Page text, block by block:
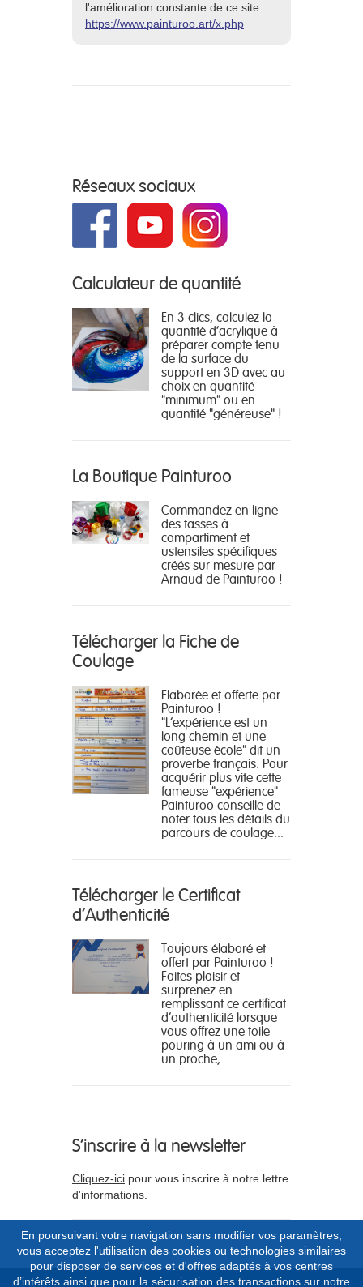
l'amélioration constante de ce site.
https://www.painturoo.art/x.php
Réseaux sociaux
Calculateur de quantité
En 3 clics, calculez la
quantité d'acrylique à
préparer compte tenu
de la surface du
support en 3D avec au
choix en quantité
"minimum" ou en
quantité "généreuse" !
La Boutique Painturoo
Commandez en ligne
des tasses à
compartiment et
ustensiles spécifiques
créés sur mesure par
Arnaud de Painturoo !
Télécharger la Fiche de
Coulage
Elaborée et offerte par
Painturoo !
"L'expérience est un
long chemin et une
coûteuse école" dit un
proverbe français. Pour
acquérir plus vite cette
fameuse "expérience"
Painturoo conseille de
noter tous les détails du
parcours de coulage...
Télécharger le Certificat
d'Authenticité
Toujours élaboré et
offert par Painturoo !
Faites plaisir et
surprenez en
remplissant ce certificat
d'authenticité lorsque
vous offrez une toile
pouring à un ami ou à
un proche,...
S'inscrire à la newsletter
Cliquez-ici pour vous inscrire à notre lettre
d'informations.
En poursuivant votre navigation sans modifier vos paramètres,
vous acceptez l'utilisation des cookies ou technologies similaires
pour disposer de services et d'offres adaptés à vos centres
d’intérêts ainsi que pour la sécurisation des transactions sur notre